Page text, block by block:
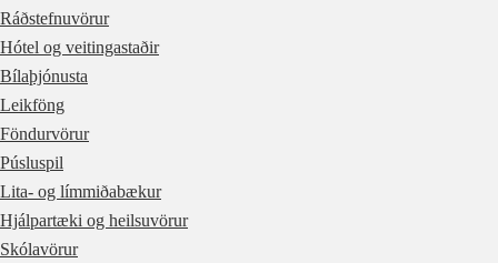
Ráðstefnuvörur
Hótel og veitingastaðir
Bílaþjónusta
Leikföng
Föndurvörur
Púsluspil
Lita- og límmiðabækur
Hjálpartæki og heilsuvörur
Skólavörur